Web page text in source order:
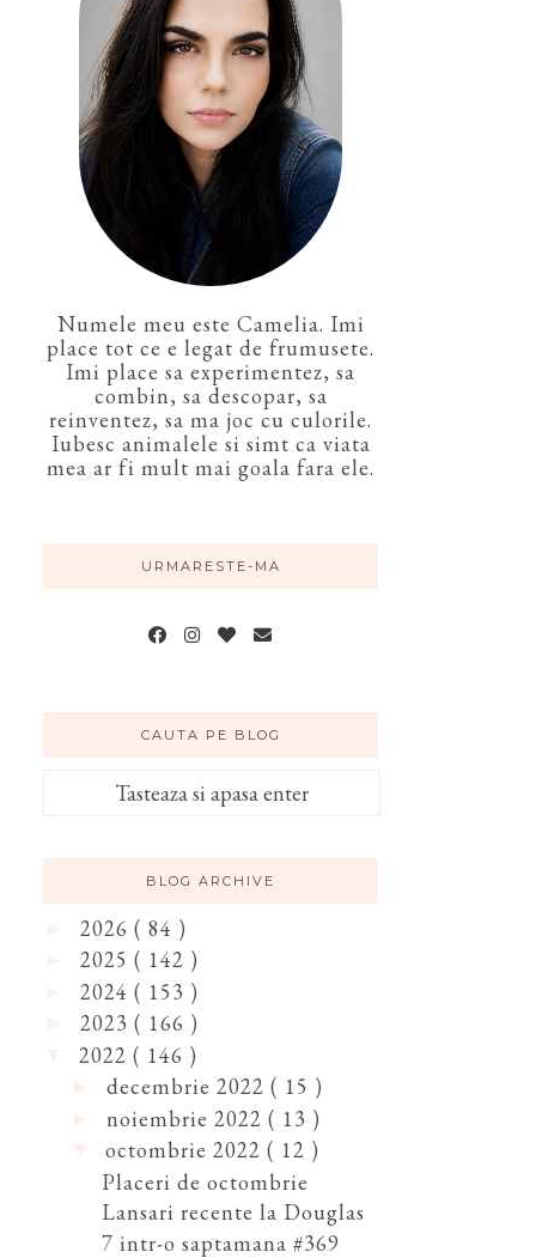
Numele meu este Camelia. Imi
place tot ce e legat de frumusete.
Imi place sa experimentez, sa
combin, sa descopar, sa
reinventez, sa ma joc cu culorile.
Iubesc animalele si simt ca viata
mea ar fi mult mai goala fara ele.
URMARESTE-MA
CAUTA PE BLOG
BLOG ARCHIVE
2026 ( 84 )
2025 ( 142 )
2024 ( 153 )
2023 ( 166 )
2022 ( 146 )
decembrie 2022 ( 15 )
noiembrie 2022 ( 13 )
octombrie 2022 ( 12 )
Placeri de octombrie
Lansari recente la Douglas
7 intr-o saptamana #369